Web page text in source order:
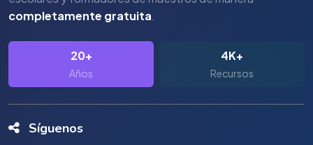
completamente gratuita.
20+
Años
4K+
Recursos
Síguenos